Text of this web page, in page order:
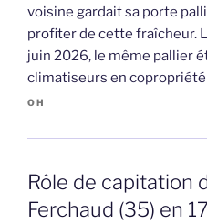
voisine gardait sa porte
profiter de cette fraîcheur.
juin 2026, le même pallier
climatiseurs en copropriété
OH
Rôle de capitation
Ferchaud (35) en